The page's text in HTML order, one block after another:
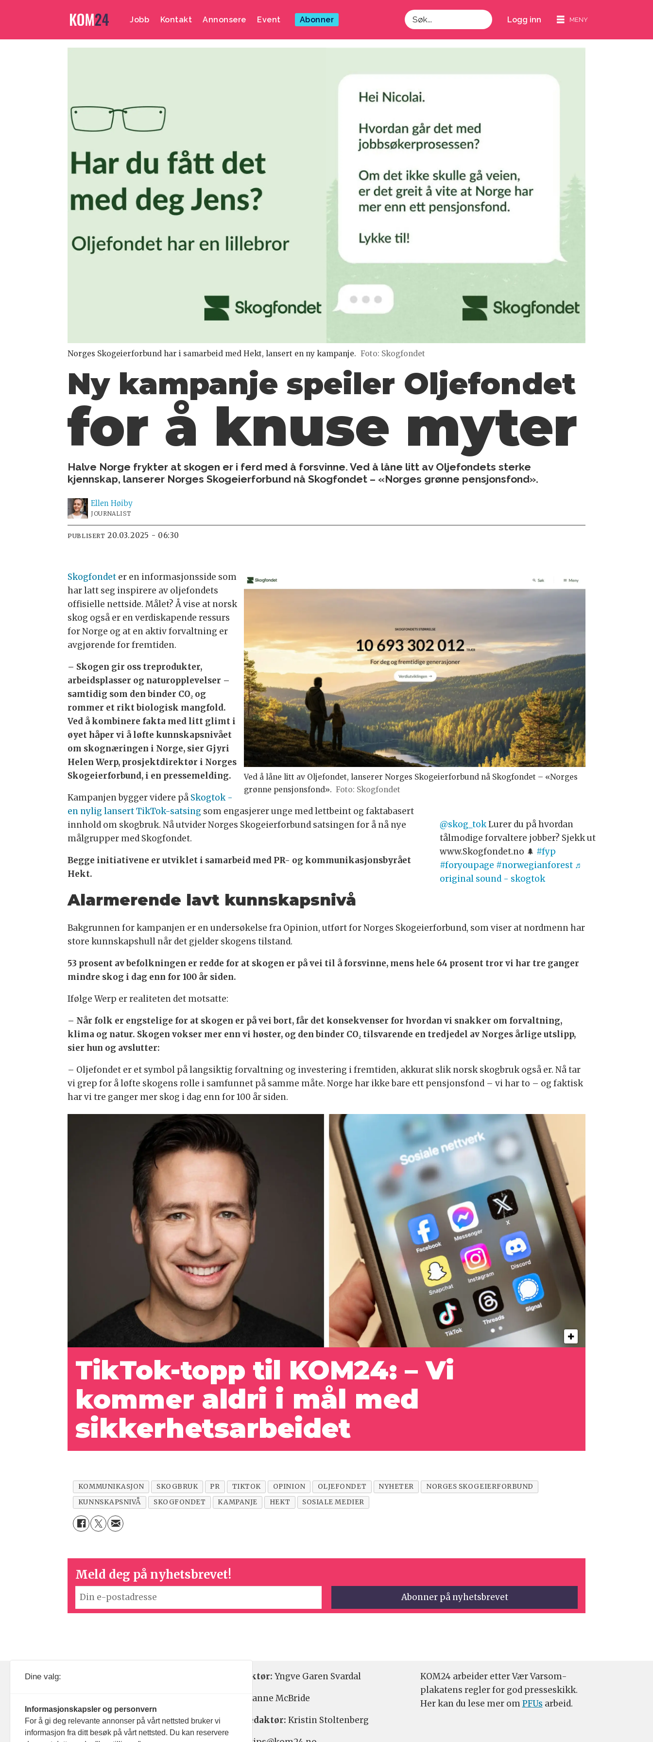
Jobb Kontakt Annonsere Event Abonner
Søk
Logg inn
Norges Skogeierforbund har i samarbeid med Hekt, lansert en ny kampanje. Foto: Skogfondet
Ny kampanje speiler Oljefondet
for å knuse myter
Halve Norge frykter at skogen er i ferd med å forsvinne. Ved å låne litt av Oljefondets sterke
kjennskap, lanserer Norges Skogeierforbund nå Skogfondet – «Norges grønne pensjonsfond».
Ellen Høiby
JOURNALIST
PUBLISERT 20.03.2025 - 06:30
Ved å låne litt av Oljefondet, lanserer Norges Skogeierforbund nå Skogfondet – «Norges
grønne pensjonsfond». Foto: Skogfondet
Skogfondet er en informasjonsside som
har latt seg inspirere av oljefondets
offisielle nettside. Målet? Å vise at norsk
skog også er en verdiskapende ressurs
for Norge og at en aktiv forvaltning er
avgjørende for fremtiden.
– Skogen gir oss treprodukter,
arbeidsplasser og naturopplevelser –
samtidig som den binder CO₂ og
rommer et rikt biologisk mangfold.
Ved å kombinere fakta med litt glimt i
øyet håper vi å løfte kunnskapsnivået
om skognæringen i Norge, sier Gjyri
Helen Werp, prosjektdirektør i Norges
Skogeierforbund, i en pressemelding.
@skog_tokLurer du på hvordan
tålmodige forvaltere jobber? Sjekk ut
www.Skogfondet.no 🌲 #fyp
#foryoupage #norwegianforest ♬
original sound - skogtok
Kampanjen bygger videre på Skogtok -
en nylig lansert TikTok-satsing som engasjerer unge med lettbeint og faktabasert
innhold om skogbruk. Nå utvider Norges Skogeierforbund satsingen for å nå nye
målgrupper med Skogfondet.
Begge initiativene er utviklet i samarbeid med PR- og kommunikasjonsbyrået
Hekt.
Alarmerende lavt kunnskapsnivå
Bakgrunnen for kampanjen er en undersøkelse fra Opinion, utført for Norges Skogeierforbund, som viser at nordmenn har
store kunnskapshull når det gjelder skogens tilstand.
53 prosent av befolkningen er redde for at skogen er på vei til å forsvinne, mens hele 64 prosent tror vi har tre ganger
mindre skog i dag enn for 100 år siden.
Ifølge Werp er realiteten det motsatte:
– Når folk er engstelige for at skogen er på vei bort, får det konsekvenser for hvordan vi snakker om forvaltning,
klima og natur. Skogen vokser mer enn vi høster, og den binder CO₂ tilsvarende en tredjedel av Norges årlige utslipp,
sier hun og avslutter:
– Oljefondet er et symbol på langsiktig forvaltning og investering i fremtiden, akkurat slik norsk skogbruk også er. Nå tar
vi grep for å løfte skogens rolle i samfunnet på samme måte. Norge har ikke bare ett pensjonsfond – vi har to – og faktisk
har vi tre ganger mer skog i dag enn for 100 år siden.
TikTok-topp til KOM24: – Vi
kommer aldri i mål med
sikkerhetsarbeidet
KOMMUNIKASJON SKOGBRUK PR TIKTOK OPINION OLJEFONDET NYHETER
NORGES SKOGEIERFORBUND
KUNNSKAPSNIVÅ
SKOGFONDET KAMPANJE HEKT SOSIALE MEDIER
Meld deg på nyhetsbrevet!
093 182
Nyhetsredaktør: Yngve Garen Svardal
Hanne McBride
Ansvarlig redaktør: Kristin Stoltenberg
KOM24 arbeider etter Vær Varsom-
plakatens regler for god presseskikk.
Her kan du lese mer omPFUs arbeid.
Dine valg:
Informasjonskapsler og personvern
For å gi deg relevante annonser på vårt nettsted bruker vi
informasjon fra ditt besøk på vårt nettsted. Du kan reservere